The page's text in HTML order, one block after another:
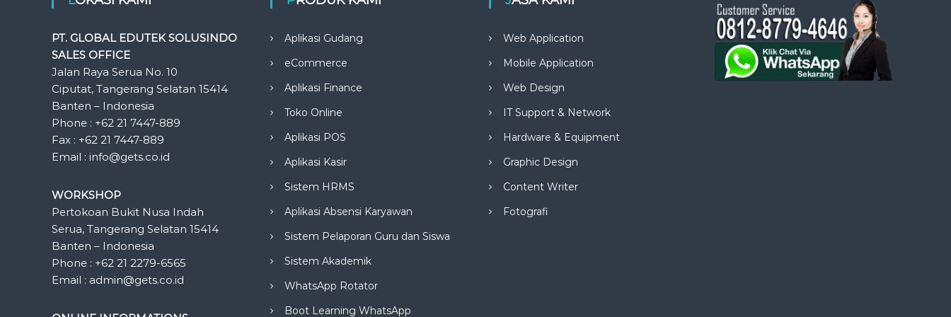
PT. GLOBAL EDUTEK SOLUSINDO
SALES OFFICE
Jalan Raya Serua No. 10
Ciputat, Tangerang Selatan 15414
Banten – Indonesia
Phone : +62 21 7447-889
Fax : +62 21 7447-889
Email : info@gets.co.id
WORKSHOP
Pertokoan Bukit Nusa Indah
Serua, Tangerang Selatan 15414
Banten – Indonesia
Phone : +62 21 2279-6565
Email : admin@gets.co.id
Aplikasi Gudang
eCommerce
Aplikasi Finance
Toko Online
Aplikasi POS
Aplikasi Kasir
Sistem HRMS
Aplikasi Absensi Karyawan
Sistem Pelaporan Guru dan Siswa
Sistem Akademik
WhatsApp Rotator
Boot Learning WhatsApp
Web Application
Mobile Application
Web Design
IT Support & Network
Hardware & Equipment
Graphic Design
Content Writer
Fotografi